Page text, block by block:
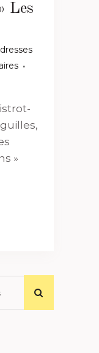
Les
»